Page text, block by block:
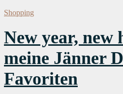
Shopping
New year, new
meine Jänner
Favoriten